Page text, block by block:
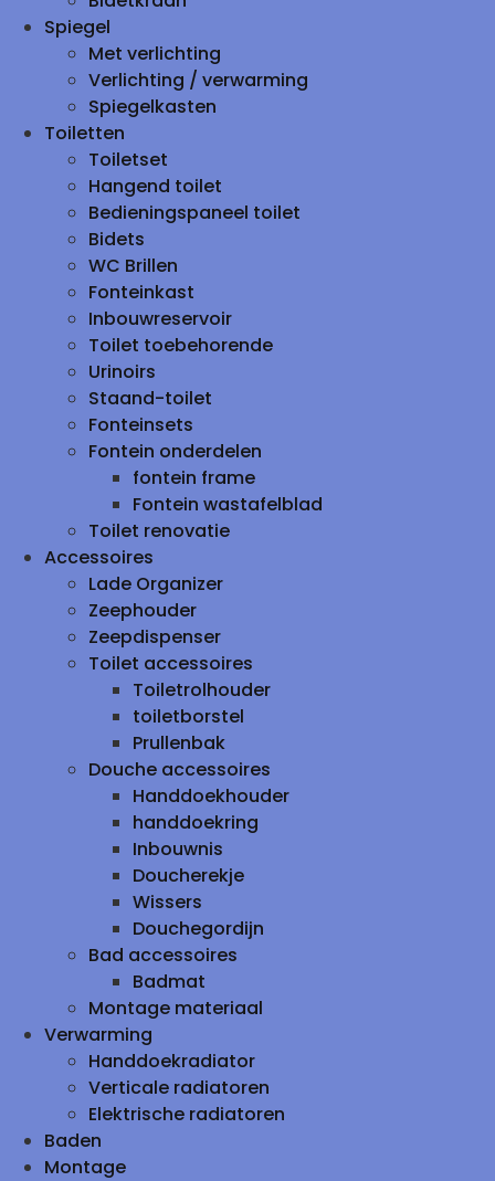
Spiegel
Met verlichting
Verlichting / verwarming
Spiegelkasten
Toiletten
Toiletset
Hangend toilet
Bedieningspaneel toilet
Bidets
WC Brillen
Fonteinkast
Inbouwreservoir
Toilet toebehorende
Urinoirs
Staand-toilet
Fonteinsets
Fontein onderdelen
fontein frame
Fontein wastafelblad
Toilet renovatie
Accessoires
Lade Organizer
Zeephouder
Zeepdispenser
Toilet accessoires
Toiletrolhouder
toiletborstel
Prullenbak
Douche accessoires
Handdoekhouder
handdoekring
Inbouwnis
Doucherekje
Wissers
Douchegordijn
Bad accessoires
Badmat
Montage materiaal
Verwarming
Handdoekradiator
Verticale radiatoren
Elektrische radiatoren
Baden
Montage